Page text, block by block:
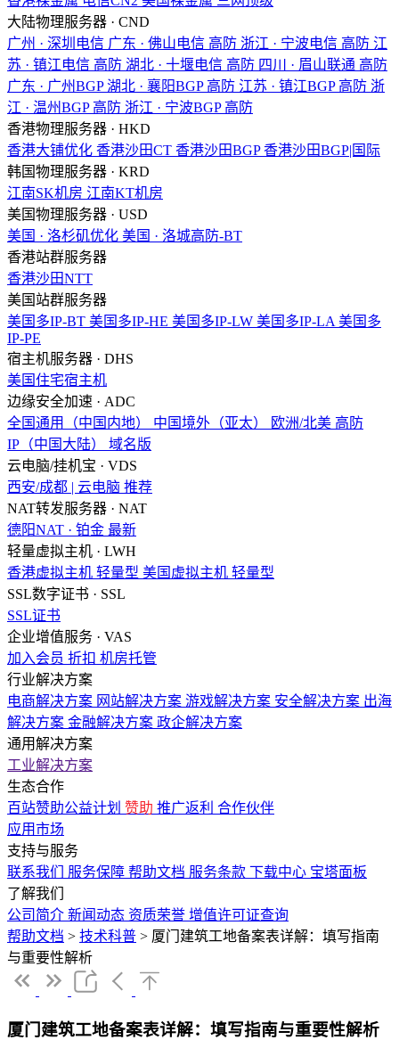
大陆物理服务器 · CND
广州 · 深圳电信 广东 · 佛山电信 高防 浙江 · 宁波电信 高防 江
苏 · 镇江电信 高防 湖北 · 十堰电信 高防 四川 · 眉山联通 高防
广东 · 广州BGP 湖北 · 襄阳BGP 高防 江苏 · 镇江BGP 高防 浙
江 · 温州BGP 高防 浙江 · 宁波BGP 高防
香港物理服务器 · HKD
香港大铺优化 香港沙田CT 香港沙田BGP 香港沙田BGP|国际
韩国物理服务器 · KRD
江南SK机房 江南KT机房
美国物理服务器 · USD
美国 · 洛杉矶优化 美国 · 洛城高防-BT
香港站群服务器
香港沙田NTT
美国站群服务器
美国多IP-BT 美国多IP-HE 美国多IP-LW 美国多IP-LA 美国多
IP-PE
宿主机服务器 · DHS
美国住宅宿主机
边缘安全加速 · ADC
全国通用（中国内地）
中国境外（亚太） 欧洲/北美 高防
IP（中国大陆）
域名版
云电脑/挂机宝 · VDS
西安/成都 | 云电脑 推荐
NAT转发服务器 · NAT
德阳NAT · 铂金 最新
轻量虚拟主机 · LWH
香港虚拟主机 轻量型 美国虚拟主机 轻量型
SSL数字证书 · SSL
SSL证书
企业增值服务 · VAS
加入会员 折扣 机房托管
行业解决方案
电商解决方案 网站解决方案 游戏解决方案 安全解决方案 出海
解决方案 金融解决方案 政企解决方案
通用解决方案
工业解决方案
生态合作
百站赞助公益计划 赞助 推广返利 合作伙伴
应用市场
支持与服务
联系我们
服务保障 帮助文档 服务条款 下载中心 宝塔面板
了解我们
公司简介 新闻动态 资质荣誉 增值许可证查询
帮助文档 > 技术科普 > 厦门建筑工地备案表详解：填写指南
与重要性解析
厦门建筑工地备案表详解：填写指南与重要性解析